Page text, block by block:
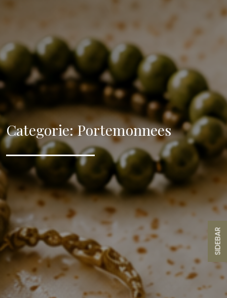
Categorie:Portemonnees
SIDEBAR